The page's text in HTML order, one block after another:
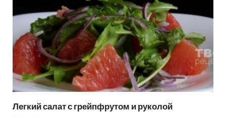
Легкий салат с грейпфрутом и руколой